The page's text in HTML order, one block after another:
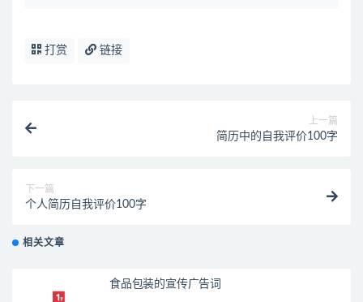
打赏 链接
上一篇
简历中的自我评价100字
下一篇
个人简历自我评价100字
相关文章
食品包装的宣传广告词